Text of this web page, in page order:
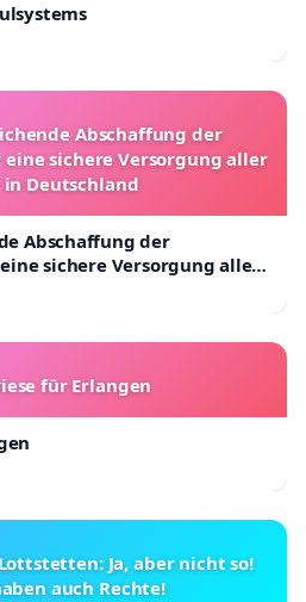
Abschaffung der
sichere Versorgung aller
in Deutschland
Abschaffung der
sichere Versorgung aller
für Erlangen
Ja, aber nicht so!
auch Rechte!